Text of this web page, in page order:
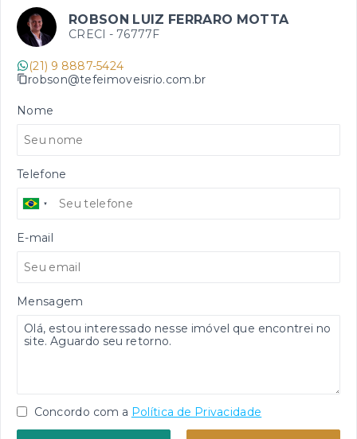
ROBSON LUIZ FERRARO MOTTA
CRECI - 76777F
(21) 9 8887-5424
robson@tefeimoveisrio.com.br
Nome
Telefone
E-mail
Mensagem
Concordo com a Política de Privacidade